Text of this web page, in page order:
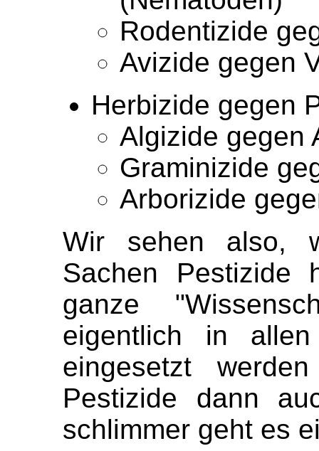
Rodentizide
Avizide gegen
Herbizide gegen
Algizide gegen
Graminizide
Arborizide
Wir sehen also,
Sachen Pestizide
ganze
eigentlich in
eingesetzt
Pestizide dann
schlimmer geht es